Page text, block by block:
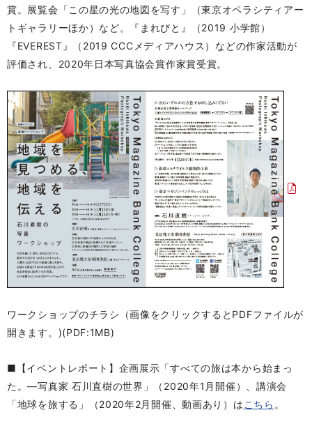
賞。展覧会「この星の光の地図を写す」（東京オペラシティアー
トギャラリーほか）など。『まれびと』（2019 小学館）
『EVEREST』（2019 CCCメディアハウス）などの作家活動が
評価され、2020年日本写真協会賞作家賞受賞。
ワークショップのチラシ（画像をクリックするとPDFファイルが
開きます。)(PDF:1MB)
■【イベントレポート】企画展示「すべての旅は本から始まっ
た。―写真家 石川直樹の世界」（2020年1月開催）、講演会
「地球を旅する」（2020年2月開催、動画あり）は こちら 。